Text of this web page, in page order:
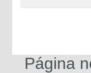
Página